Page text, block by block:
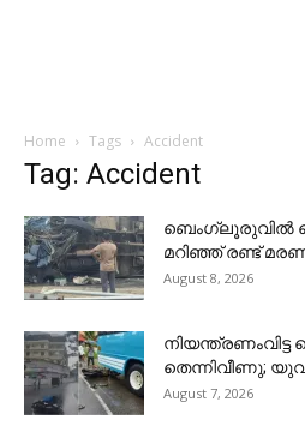
Home Tags Accident
Tag: Accident
ബെംഗ്ലൂരുവിൽ
മറിഞ്ഞ് രണ്ട്
August 8, 2026
തെന്നിവീണു;
August 7, 2026